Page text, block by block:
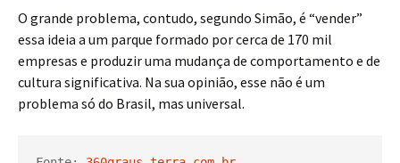
O grande problema, contudo, segundo Simão, é “vender”
essa ideia a um parque formado por cerca de 170 mil
empresas e produzir uma mudança de comportamento e de
cultura significativa. Na sua opinião, esse não é um
problema só do Brasil, mas universal.